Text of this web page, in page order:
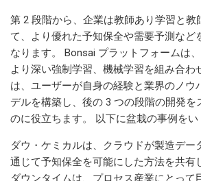
第 2 段階から、企業は教師あり学習と教
て、より優れた予知保全や需要予測など
なります。 Bonsai プラットフォームは
より深い強制学習、機械学習を組み合わ
は、ユーザーが自身の経験と業界のノウ
デルを構築し、後の 3 つの段階の開発を
のに役立ちます。 以下に盆栽の事例をい
ダウ・ケミカルは、クラウドが製造デー
通じて予知保全を可能にした方法を共有
ダウンタイムは、プロセス産業にとって